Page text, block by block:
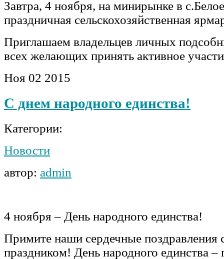
Завтра, 4 ноября, на минирынке в
праздничная сельскохозяйственная
Приглашаем владельцев личных
всех желающих принять активное
Ноя 02 2015
С днем народного единства!
Категории:
Новости
автор: admin
4 ноября – День народного единства!
Примите наши сердечные поздравления
праздником! День народного единства –